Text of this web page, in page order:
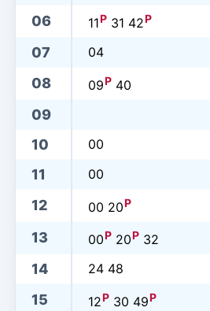
06 11P 31 42P
07 04
08 09P 40
09
10
00
11 00
12 00 20P
13 00P 20P 32
14 24 48
15 12P 30 49P